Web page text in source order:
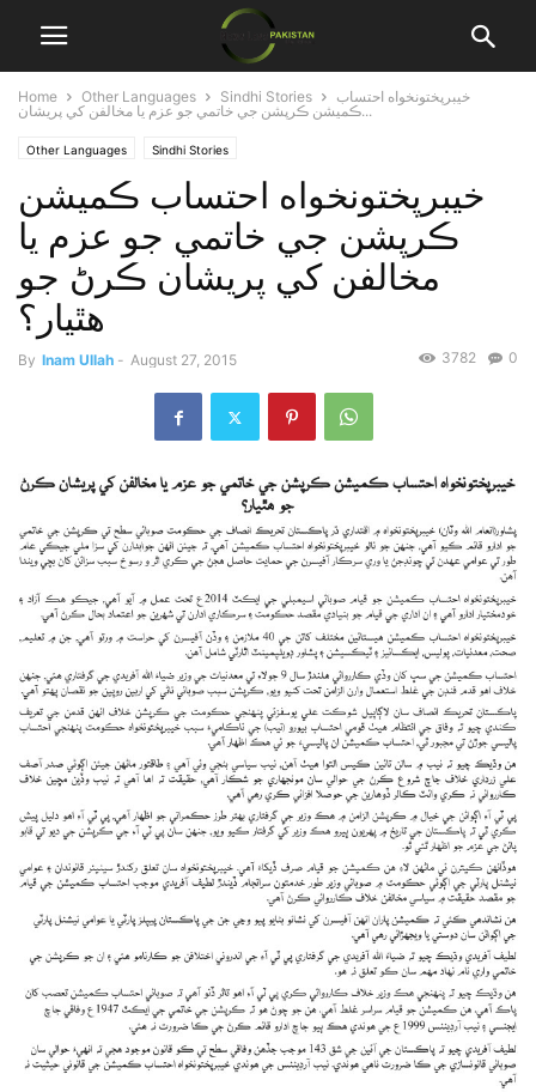
Home Other Languages Sindhi Stories
خيبرپختونخواه احتساب
ڪميشن ڪرپشن جي خاتمي جو عزم يا مخالفن کي پريشان...
Other Languages Sindhi Stories
خيبرپختونخواه احتساب ڪميشن
ڪرپشن جي خاتمي جو عزم يا
مخالفن کي پريشان ڪرڻ جو
هٿيار؟
By Inam Ullah - August 27, 2015 0
3782